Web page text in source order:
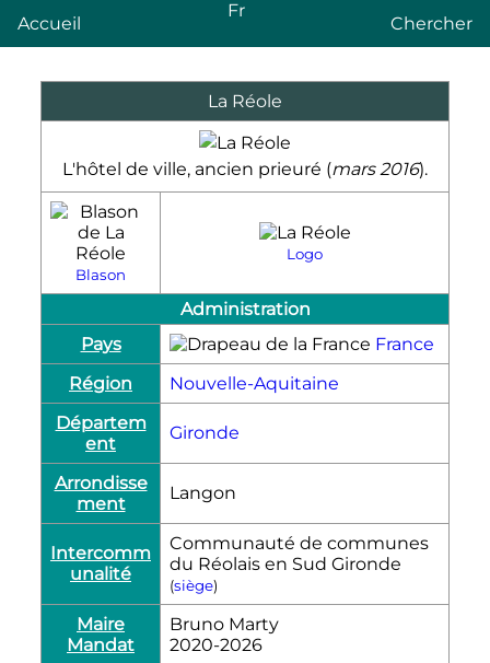
Accueil
Fr
Chercher
La Réole
L'hôtel de ville, ancien prieuré (mars 2016).
Blason
Logo
Administration
Pays
France
Région
Nouvelle-Aquitaine
Départem
ent
Gironde
Arrondisse
ment
Langon
Intercomm
unalité
Communauté de communes
du Réolais en Sud Gironde
(siège)
Maire
Mandat
Bruno Marty
2020-2026